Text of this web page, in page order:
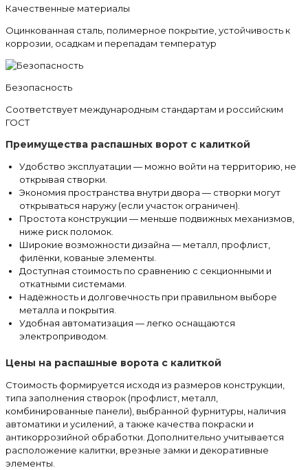
Качественные материалы
Оцинкованная сталь, полимерное покрытие, устойчивость к
коррозии, осадкам и перепадам температур
Безопасность
Соответствует международным стандартам и российским
ГОСТ
Преимущества распашных ворот с калиткой
Удобство эксплуатации — можно войти на территорию, не
открывая створки.
Экономия пространства внутри двора — створки могут
открываться наружу (если участок ограничен).
Простота конструкции — меньше подвижных механизмов,
ниже риск поломок.
Широкие возможности дизайна — металл, профлист,
филёнки, кованые элементы.
Доступная стоимость по сравнению с секционными и
откатными системами.
Надёжность и долговечность при правильном выборе
металла и покрытия.
Удобная автоматизация — легко оснащаются
электроприводом.
Цены на распашные ворота с калиткой
Стоимость формируется исходя из размеров конструкции,
типа заполнения створок (профлист, металл,
комбинированные панели), выбранной фурнитуры, наличия
автоматики и усилений, а также качества покраски и
антикоррозийной обработки. Дополнительно учитывается
расположение калитки, врезные замки и декоративные
элементы.